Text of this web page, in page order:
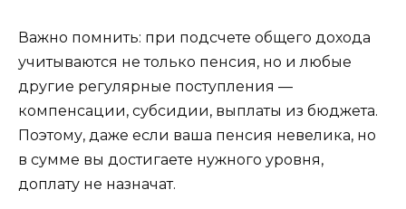
Важно помнить: при подсчете общего дохода
учитываются не только пенсия, но и любые
другие регулярные поступления —
компенсации, субсидии, выплаты из бюджета.
Поэтому, даже если ваша пенсия невелика, но
в сумме вы достигаете нужного уровня,
доплату не назначат.